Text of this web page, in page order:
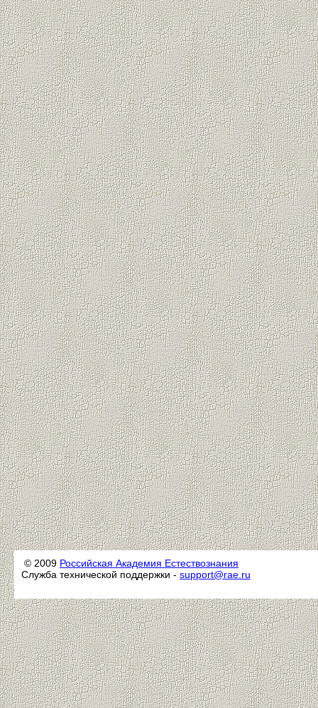
© 2009 Российская Академия Естествознания
Служба технической поддержки - support@rae.ru